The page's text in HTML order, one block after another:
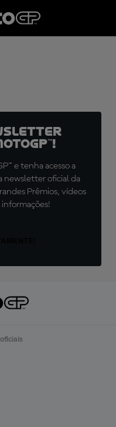
e tenha acesso a
newsletter oficial da
Prêmios, vídeos